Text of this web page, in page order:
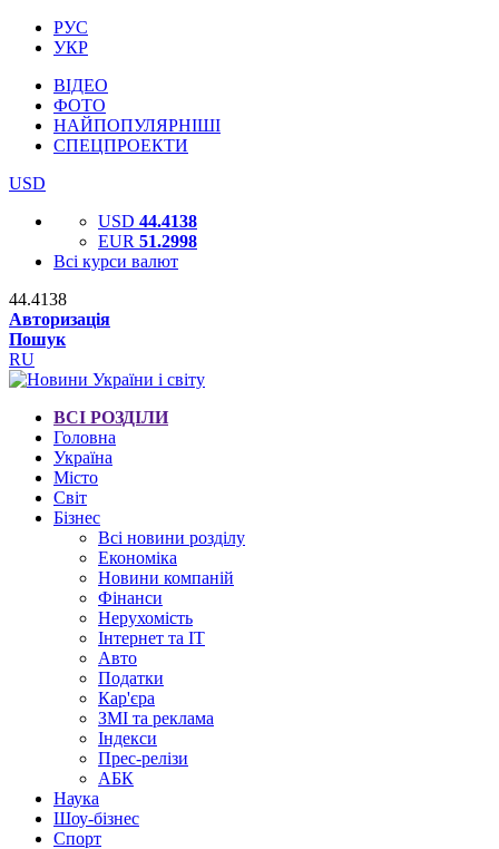
РУС
УКР
ВІДЕО
ФОТО
НАЙПОПУЛЯРНІШІ
СПЕЦПРОЕКТИ
USD
USD 44.4138
EUR 51.2998
Всі курси валют
44.4138
Авторизація
Пошук
RU
ВСІ РОЗДІЛИ
Головна
Україна
Місто
Світ
Бізнес
Всі новини розділу
Економіка
Новини компаній
Фінанси
Нерухомість
Інтернет та IT
Авто
Податки
Кар'єра
ЗМІ та реклама
Індекси
Прес-релізи
АБК
Наука
Шоу-бізнес
Спорт